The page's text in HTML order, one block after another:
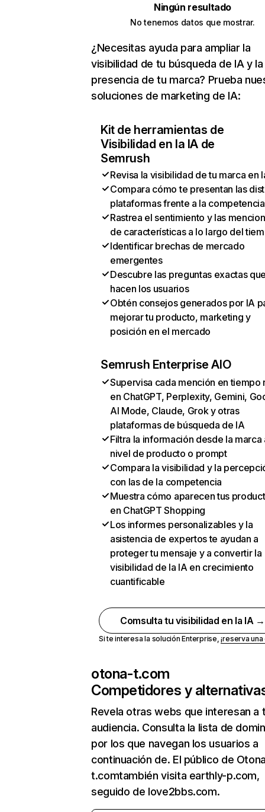
Ningún resultado
No tenemos datos que mostrar.
¿Necesitas ayuda para ampliar la
visibilidad de tu búsqueda de IA y la
presencia de tu marca? Prueba
soluciones de marketing de IA:
Kit de herramientas de
Visibilidad en la IA de
Semrush
Revisa la visibilidad de tu marca en
Compara cómo te presentan las
plataformas frente a la competencia
Rastrea el sentimiento y las
de características a lo largo del
Identificar brechas de mercado
emergentes
Descubre las preguntas exactas
hacen los usuarios
Obtén consejos generados por IA
mejorar tu producto, marketing y
posición en el mercado
Semrush Enterprise AIO
Supervisa cada mención en tiempo
en ChatGPT, Perplexity, Gemini,
AI Mode, Claude, Grok y otras
plataformas de búsqueda de IA
Filtra la información desde la marca
nivel de producto o prompt
Compara la visibilidad y la
con las de la competencia
Muestra cómo aparecen tus
en ChatGPT Shopping
Los informes personalizables y la
asistencia de expertos te ayudan a
proteger tu mensaje y a convertir la
visibilidad de la IA en crecimiento
cuantificable
Comsulta tu visibilidad en la IA →
Si te interesa la solución Enterprise,¡reserva
otona-t.com
Competidores y
Revela otras webs que interesan a
audiencia. Consulta la lista de
por los que navegan los usuarios a
continuación de. El público de
t.comtambién visita earthly-p.com,
seguido de love2bbs.com.